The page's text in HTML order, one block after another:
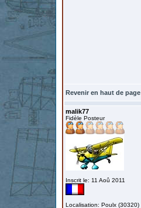
Revenir en haut de page
malik77
Fidèle Posteur
Inscrit le: 11 Aoû 2011
Localisation: Poulx (30320)